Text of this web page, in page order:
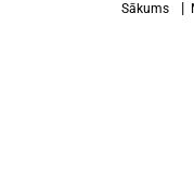
Sākums